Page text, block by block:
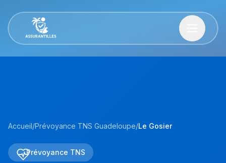
Accueil/Prévoyance TNS Guadeloupe/Le Gosier
Prévoyance TNS